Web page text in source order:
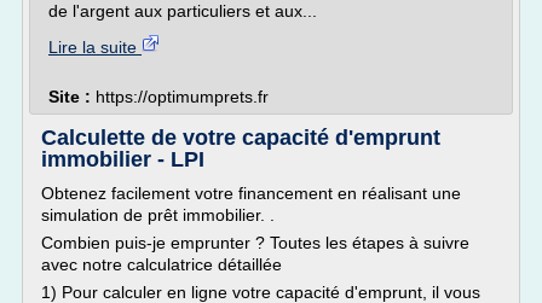
de l'argent aux particuliers et aux...
Lire la suite
Site : https://optimumprets.fr
Calculette de votre capacité d'emprunt
immobilier - LPI
Obtenez facilement votre financement en réalisant une
simulation de prêt immobilier. .
Combien puis-je emprunter ? Toutes les étapes à suivre
avec notre calculatrice détaillée
1) Pour calculer en ligne votre capacité d'emprunt, il vous